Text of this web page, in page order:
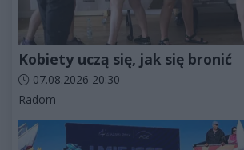
Kobiety uczą się, jak się bronić
Data dodania artykułu:
07.08.2026 20:30
Kategorie artykułu:
Radom